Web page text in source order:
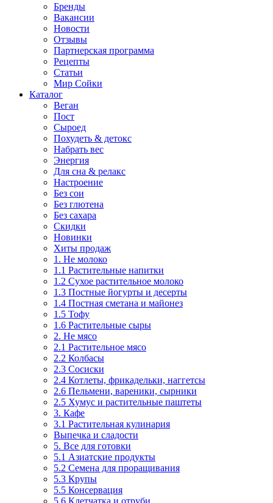
Бренды
Вакансии
Новости
Отзывы
Партнерская программа
Рецепты
Статьи
Мир Сойки
Каталог
Веган
Пост
Сыроед
Похудеть & детокс
Набрать вес
Энергия
Для сна & релакс
Настроение
Без сои
Без глютена
Без сахара
Скидки
Новинки
Хиты продаж
1. Не молоко
1.1 Растительные напитки
1.2 Сухое растительное молоко
1.3 Постные йогурты и десерты
1.4 Постная сметана и майонез
1.5 Тофу
1.6 Растительные сыры
2. Не мясо
2.1 Растительное мясо
2.2 Колбасы
2.3 Сосиски
2.4 Котлеты, фрикадельки, наггетсы
2.6 Пельмени, вареники, сырники
2.5 Хумус и растительные паштеты
3. Кафе
3.1 Растительная кулинария
Выпечка и сладости
5. Все для готовки
5.1 Азиатские продукты
5.2 Семена для проращивания
5.3 Крупы
5.5 Консервация
5.6 Клетчатка и отруби